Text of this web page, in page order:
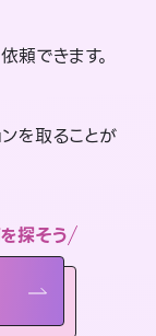
頼できます。
を取ることが
探そう